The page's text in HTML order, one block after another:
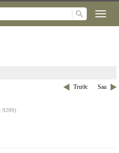
Trước Sau
9289)